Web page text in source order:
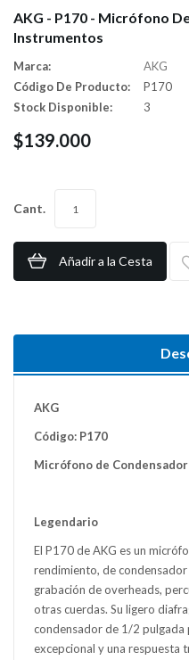
AKG - P170 - Micrófono
Instrumentos
Marca:
AKG
Código De Producto:
P170
Stock Disponible:
3
$139.000
Cant.
Añadir a la Cesta
AKG
Código: P170
Micrófono de
Legendario
El P170 de AKG es un
rendimiento, de
grabación de overheads,
otras cuerdas. Su ligero
condensador de 1/2
excepcional y una respuesta